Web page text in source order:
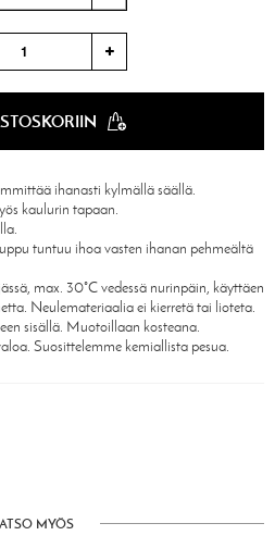
1
ihanasti kylmällä säällä.
kaulurin tapaan.
tuntuu ihoa vasten ihanan pehmeältä
max. 30°C vedessä nurinpäin, käyttäen
Neulemateriaalia ei kierretä tai lioteta.
sisällä. Muotoillaan kosteana.
Suosittelemme kemiallista pesua.
MYÖS